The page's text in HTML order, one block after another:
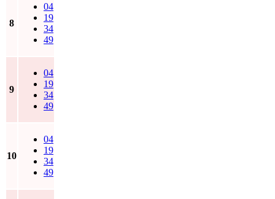
8
04
19
34
49
9
04
19
34
49
10
04
19
34
49